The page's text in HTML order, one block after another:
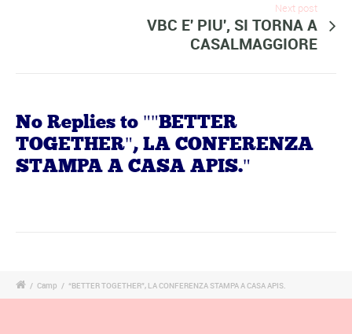
Next post
VBC E' PIU', SI TORNA A
CASALMAGGIORE
No Replies to ""BETTER
TOGETHER", LA CONFERENZA
STAMPA A CASA APIS."
/ Camp / “BETTER TOGETHER”, LA CONFERENZA STAMPA A CASA APIS.